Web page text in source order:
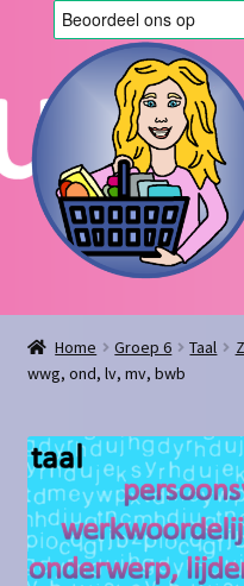
door
naar
navigatie
de
inhoud
Home
Afrekenen
Algemene voorwaarden
Blog
Contact
Home Groep 6 Taal
wwg, ond, lv, mv, bwb